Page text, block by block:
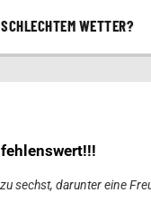
WETTER?
sechst, darunter eine